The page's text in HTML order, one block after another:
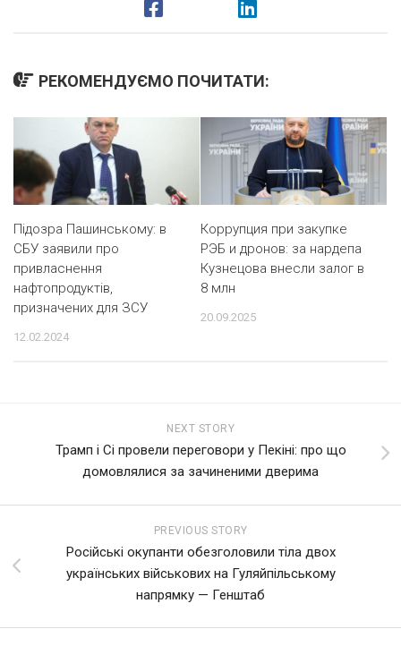
РЕКОМЕНДУЄМО ПОЧИТАТИ:
Підозра Пашинському: в
СБУ заявили про
привласнення
нафтопродуктів,
призначених для ЗСУ
12.02.2024
Коррупция при закупке
РЭБ и дронов: за нардепа
Кузнецова внесли залог в
8 млн
20.09.2025
NEXT STORY
Трамп і Сі провели переговори у Пекіні: про що
домовлялися за зачиненими дверима
PREVIOUS STORY
Російські окупанти обезголовили тіла двох
українських військових на Гуляйпільському
напрямку — Генштаб